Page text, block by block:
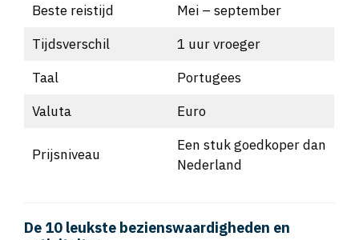
Beste reistijd
Mei – september
Tijdsverschil
1 uur vroeger
Taal
Portugees
Valuta
Euro
Prijsniveau
Een stuk goedkoper dan
Nederland
De 10 leukste bezienswaardigheden en